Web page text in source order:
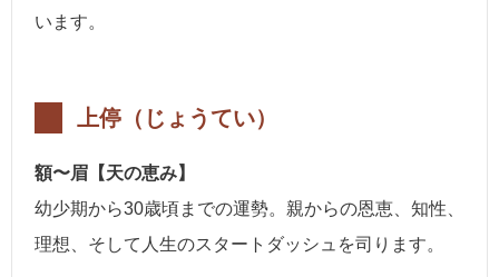
います。
上停（じょうてい）
額〜眉【天の恵み】
幼少期から30歳頃までの運勢。親からの恩恵、知性、
理想、そして人生のスタートダッシュを司ります。